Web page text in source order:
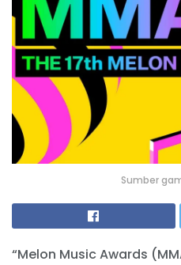
Sumber
“Melon Music Awards